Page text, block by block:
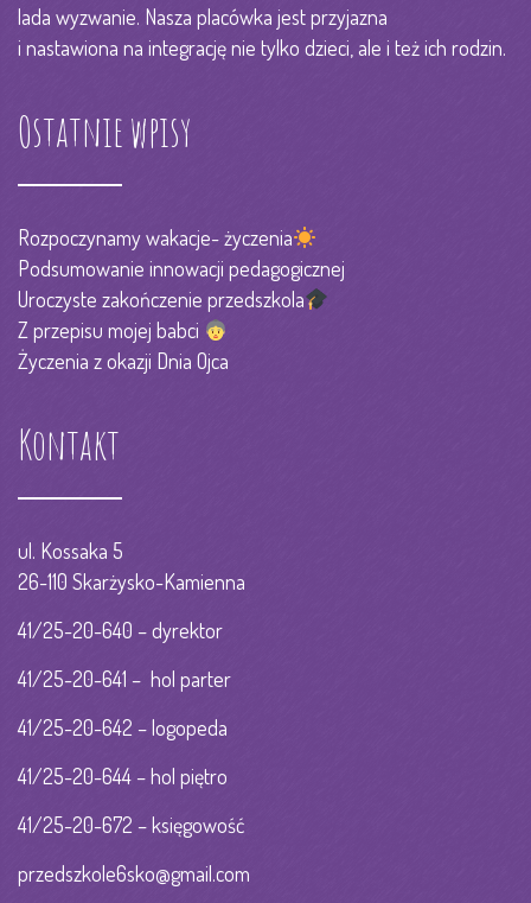
lada wyzwanie. Nasza placówka jest przyjazna
i nastawiona na integrację nie tylko dzieci, ale i też ich rodzin.
Ostatnie wpisy
Rozpoczynamy wakacje- życzenia
Podsumowanie innowacji pedagogicznej
Uroczyste zakończenie przedszkola
Z przepisu mojej babci
Życzenia z okazji Dnia Ojca
Kontakt
ul. Kossaka 5
26-110 Skarżysko-Kamienna
41/25-20-640 – dyrektor
41/25-20-641 – hol parter
41/25-20-642 – logopeda
41/25-20-644 – hol piętro
41/25-20-672 – księgowość
przedszkole6sko@gmail.com